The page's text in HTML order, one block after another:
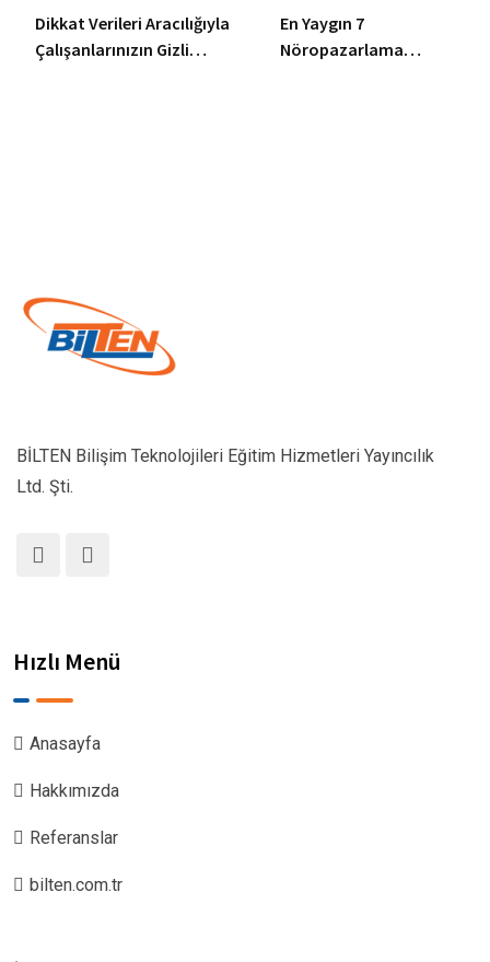
Dikkat Verileri Aracılığıyla
Çalışanlarınızın Gizli
En Yaygın 7
Nöropazarlama
BİLTEN Bilişim Teknolojileri Eğitim Hizmetleri Yayıncılık
Ltd. Şti.
Hızlı Menü
Anasayfa
Hakkımızda
Referanslar
bilten.com.tr